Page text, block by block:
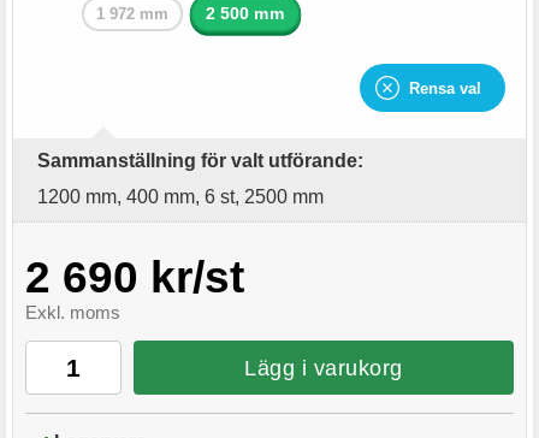
1 972 mm 2 500 mm
Rensa val
Sammanställning för valt utförande:
1200 mm, 400 mm, 6 st, 2500 mm
2 690 kr/st
Exkl. moms
Lägg i varukorg